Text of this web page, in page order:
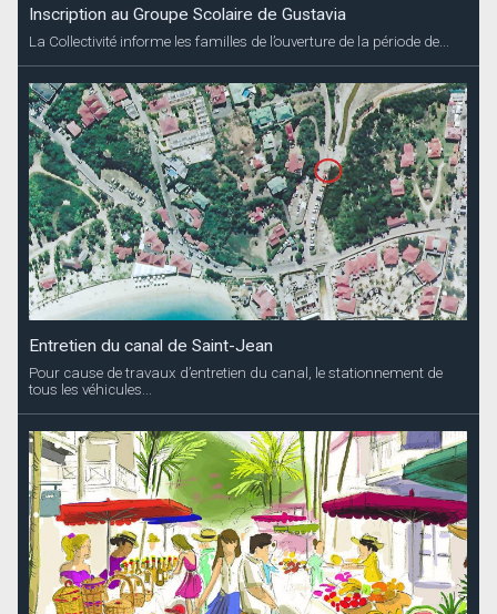
Entretien du canal de Saint-Jean
Pour cause de travaux d’entretien du canal, le stationnement de
Marché de Saint-Barth
Les inscriptions pour la première session de l’année 2025 du